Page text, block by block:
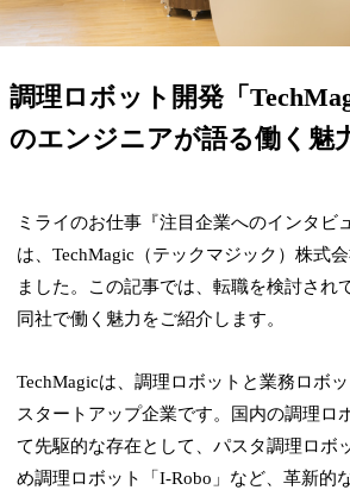
調理ロボット開発「
のエンジニアが語る働く魅
ミライのお仕事『注目企業へのインタビ
は、TechMagic（テックマジック）株式
ました。この記事では、転職を検討され
同社で働く魅力をご紹介します。
TechMagicは、調理ロボットと業務ロボ
スタートアップ企業です。国内の調理ロ
て先駆的な存在として、パスタ調理ロボ
め調理ロボット「I-Robo」など、革新的